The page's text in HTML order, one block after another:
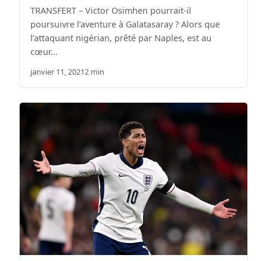
TRANSFERT – Victor Osimhen pourrait-il
poursuivre l’aventure à Galatasaray ? Alors que
l’attaquant nigérian, prêté par Naples, est au
cœur…
janvier 11, 20212 min